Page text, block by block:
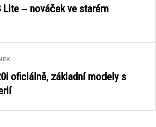
Lite – nováček ve starém
oficiálně, základní modely s